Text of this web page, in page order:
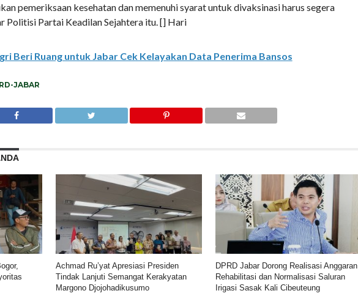
pemeriksaan kesehatan dan memenuhi syarat untuk divaksinasi harus segera
Politisi Partai Keadilan Sejahtera itu. [] Hari
Beri Ruang untuk Jabar Cek Kelayakan Data Penerima Bansos
JABAR
Achmad Ru’yat Apresiasi Presiden
Tindak Lanjuti Semangat Kerakyatan
Margono Djojohadikusumo
DPRD Jabar Dorong Realisasi Anggaran
Rehabilitasi dan Normalisasi Saluran
Irigasi Sasak Kali Cibeuteung